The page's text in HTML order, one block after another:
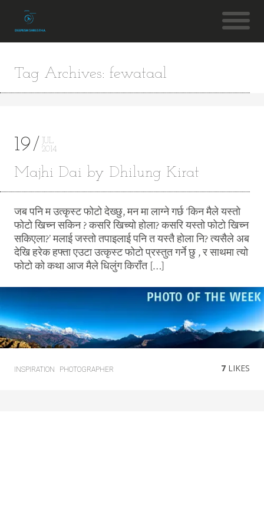
Tag Archives: fewataal
19
JUL
2014
Majhi Dai by Dhilung Kirat
जब पनि म उत्कृस्ट फोटो देख्छु, मन मा लाग्ने गर्छ ‘किन मैले यस्तो
फोटो खिच्न सकिन ? कसरि खिच्यो होला? कसरि यस्तो फोटो खिच्न
सकिएला?’ मलाई जस्तो तपाइलाई पनि त यस्तै होला नि? त्यसैले अब
देखि हरेक हफ्ता एउटा उत्कृस्ट फोटो प्रस्तुत गर्ने छु , र साथमा त्यो
फोटो को कथा आज मैले धिलुंग किराँत […]
INSPIRATION PHOTOGRAPHER 7 LIKES